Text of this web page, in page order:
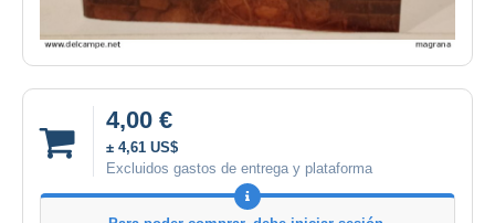
4,00 €
± 4,61 US$
Excluidos gastos de entrega y plataforma